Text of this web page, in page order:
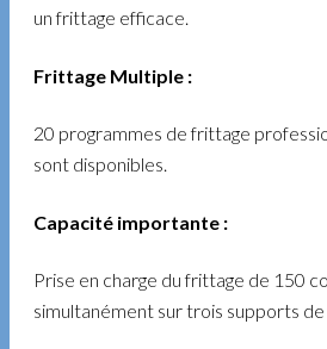
un frittage efficace.
Frittage Multiple :
20 programmes de frittage
sont disponibles.
Capacité importante :
Prise en charge du frittage de 150
simultanément sur trois supports